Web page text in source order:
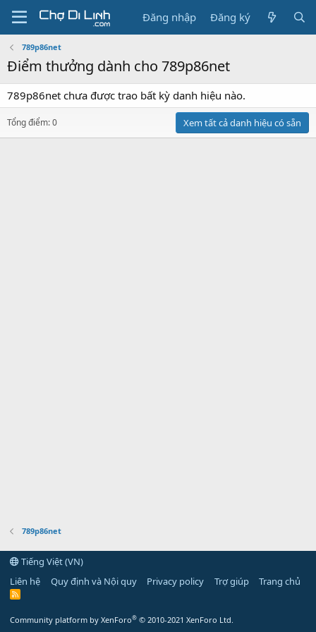
Đăng nhập Đăng ký
789p86net
Điểm thưởng dành cho 789p86net
789p86net chưa được trao bất kỳ danh hiệu nào.
Tổng điểm: 0 Xem tất cả danh hiệu có sẵn
789p86net
Tiếng Việt (VN)
Liên hệ
Quy định và Nội quy Privacy policy Trợ giúp Trang chủ
R
Community platform by XenForo® © 2010-2021 XenForo Ltd.